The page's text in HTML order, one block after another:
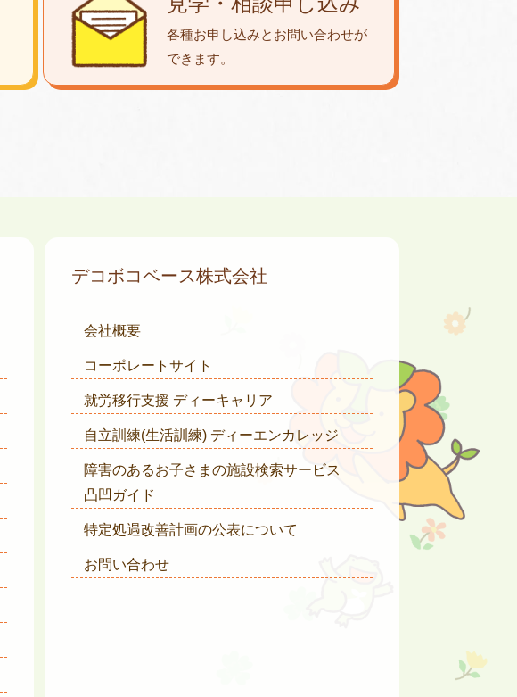
各種お申し込みとお問い合わせが
できます。
デコボコベース株式会社
会社概要
コーポレートサイト
就労移行支援 ディーキャリア
自立訓練(生活訓練) ディーエンカレッジ
障害のあるお子さまの施設検索サービス
凸凹ガイド
特定処遇改善計画の公表について
お問い合わせ